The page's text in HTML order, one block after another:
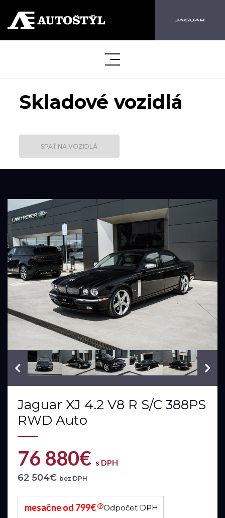
Skladové vozidlá
SPÄŤ NA VOZIDLÁ
VIN: SAJAA73R27TH16397
Jaguar XJ 4.2 V8 R S/C 388PS
RWD Auto
76 880€ s DPH
62 504€ bez DPH
mesačne od 799€ Odpočet DPH